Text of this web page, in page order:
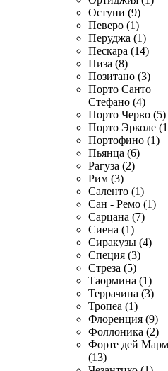
Остуни (9)
Певеро (1)
Перуджа (1)
Пескара (14)
Пиза (8)
Позитано (3)
Порто Санто
Стефано (4)
Порто Черво (5)
Порто Эрколе
Портофино (1)
Пьянца (6)
Рагуза (2)
Рим (3)
Саленто (1)
Сан - Ремо (1)
Сарцана (7)
Сиена (1)
Сиракузы (4)
Специя (3)
Стреза (5)
Таормина (1)
Террачина (3)
Тропеа (1)
Флоренция (9)
Фоллоника (2)
Форте дей
(13)